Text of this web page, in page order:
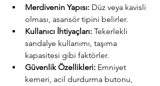
Merdivenin Yapısı: Düz veya kavisli
olması, asansör tipini belirler.
Kullanıcı İhtiyaçları: Tekerlekli
sandalye kullanımı, taşıma
kapasitesi gibi faktörler.
Güvenlik Özellikleri: Emniyet
kemeri, acil durdurma butonu,